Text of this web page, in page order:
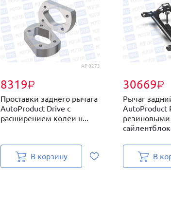
AP 0273
8319₽
Проставки заднего рычага
AutoProduct Drive с
расширением колеи н...
В корзину
30669₽
Рычаг
AutoProduct
резиновыми
В